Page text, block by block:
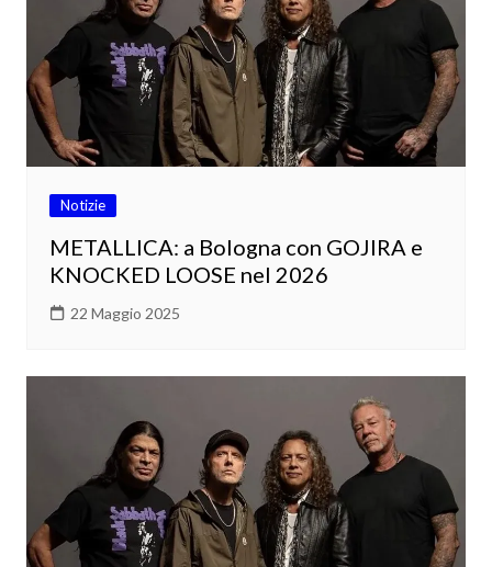
Notizie
METALLICA: a Bologna con GOJIRA e
KNOCKED LOOSE nel 2026
22 Maggio 2025